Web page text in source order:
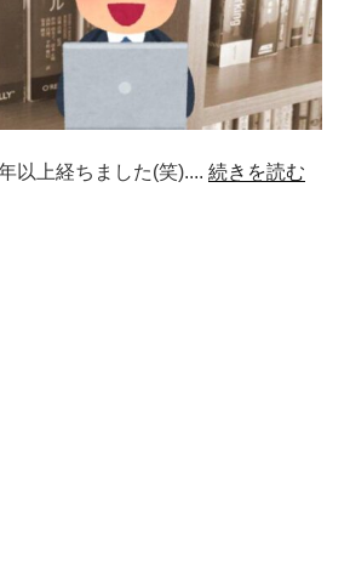
以上経ちました(笑).... 続きを読む